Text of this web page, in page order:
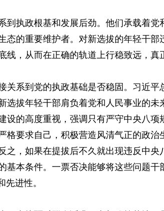
执政根基和发展后劲。他们承载着
的重要维护者。对新选拔的年轻干部
，从而在正确的轨道上行稳致远，真
系到党的执政基础是否稳固。习近
拔年轻干部肩负着党和人民事业的
的高度重视，强调只有严守中央八
要求自己，积极营造风清气正的政
，如果在提拔后不久就出现违反中
本条件。一票否决能够将这些问题
进性。